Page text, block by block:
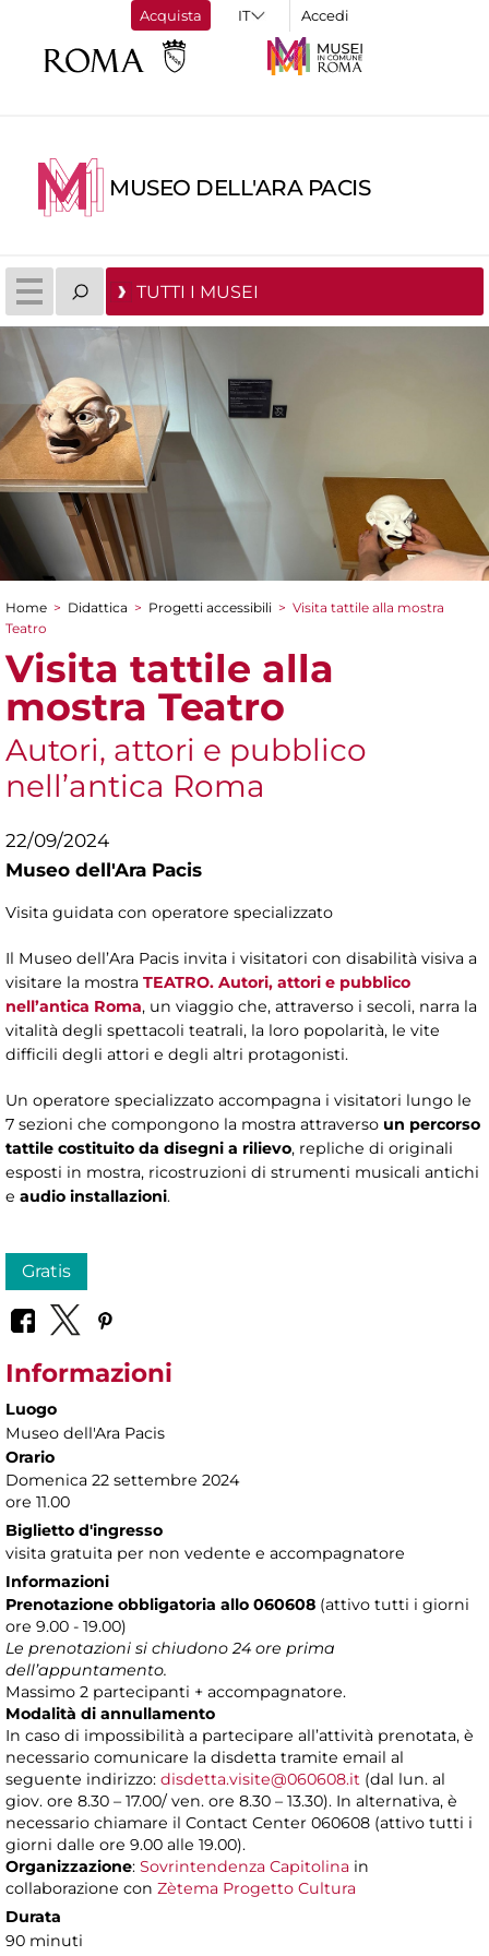
Acquista Accedi
MUSEO DELL'ARA PACIS
TUTTI I MUSEI
Tu sei qui
Home > Didattica > Progetti accessibili > Visita tattile alla mostra
Teatro
Visita tattile alla
mostra Teatro
Autori, attori e pubblico
nell’antica Roma
22/09/2024
Museo dell'Ara Pacis
Visita guidata con operatore specializzato
Il Museo dell’Ara Pacis invita i visitatori con disabilità visiva a
visitare la mostra TEATRO. Autori, attori e pubblico
nell’antica Roma, un viaggio che, attraverso i secoli, narra la
vitalità degli spettacoli teatrali, la loro popolarità, le vite
difficili degli attori e degli altri protagonisti.
Un operatore specializzato accompagna i visitatori lungo le
7 sezioni che compongono la mostra attraverso un percorso
tattile costituito da disegni a rilievo, repliche di originali
esposti in mostra, ricostruzioni di strumenti musicali antichi
e audio installazioni.
Gratis
Informazioni
Luogo
Museo dell'Ara Pacis
Orario
Domenica 22 settembre 2024
ore 11.00
Biglietto d'ingresso
visita gratuita per non vedente e accompagnatore
Informazioni
Prenotazione obbligatoria allo 060608 (attivo tutti i giorni
ore 9.00 - 19.00)
Le prenotazioni si chiudono 24 ore prima
dell’appuntamento.
Massimo 2 partecipanti + accompagnatore.
Modalità di annullamento
In caso di impossibilità a partecipare all’attività prenotata, è
necessario comunicare la disdetta tramite email al
seguente indirizzo: disdetta.visite@060608.it (dal lun. al
giov. ore 8.30 – 17.00/ ven. ore 8.30 – 13.30). In alternativa, è
necessario chiamare il Contact Center 060608 (attivo tutti i
giorni dalle ore 9.00 alle 19.00).
Organizzazione: Sovrintendenza Capitolina in
collaborazione con Zètema Progetto Cultura
Durata
90 minuti